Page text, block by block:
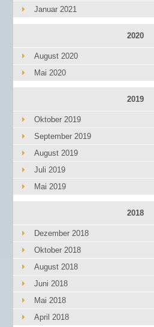
Januar 2021
2020
August 2020
Mai 2020
2019
Oktober 2019
September 2019
August 2019
Juli 2019
Mai 2019
2018
Dezember 2018
Oktober 2018
August 2018
Juni 2018
Mai 2018
April 2018